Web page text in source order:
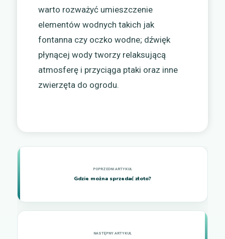
warto rozważyć umieszczenie
elementów wodnych takich jak
fontanna czy oczko wodne; dźwięk
płynącej wody tworzy relaksującą
atmosferę i przyciąga ptaki oraz inne
zwierzęta do ogrodu.
Gdzie można sprzedać złoto?